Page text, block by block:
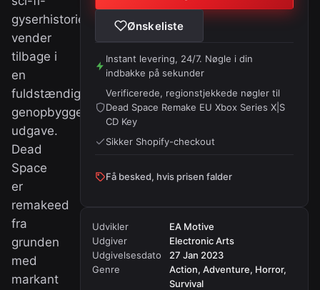
gyserhistorie
vender
tilbage i
en
fuldstændig
genopbygget
udgave.
Dead
Space
er
remakeed
fra
grunden
med
markant
Ønskeliste
Instant levering, 24/7. Nøgle i din
indbakke på sekunder
Verificerede, regionstjekkede nøgler til
Dead Space Remake EU Xbox Series X|S
CD Key
Sikker Shopify-checkout
Få besked, hvis prisen falder
Udvikler
EA Motive
Udgiver
Electronic Arts
Udgivelsesdato
27 Jan 2023
Genre
Action, Adventure, Horror,
Survival